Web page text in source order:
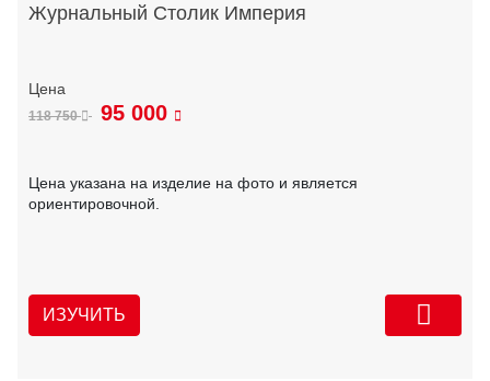
Журнальный Столик Империя
118 750 95 000
Цена указана на изделие на фото и является
ориентировочной.
ИЗУЧИТЬ